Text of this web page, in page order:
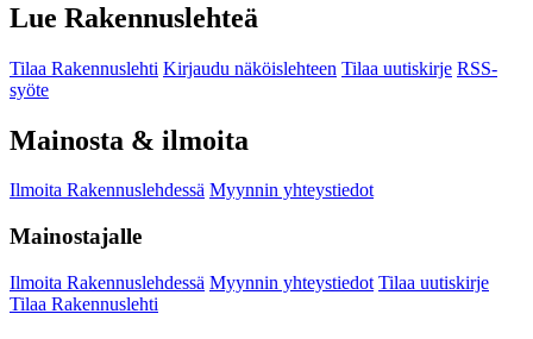
Lue Rakennuslehteä
Tilaa Rakennuslehti Kirjaudu näköislehteen Tilaa uutiskirje RSS-
syöte
Mainosta & ilmoita
Ilmoita Rakennuslehdessä Myynnin yhteystiedot
Mainostajalle
Ilmoita Rakennuslehdessä Myynnin yhteystiedot Tilaa uutiskirje
Tilaa Rakennuslehti